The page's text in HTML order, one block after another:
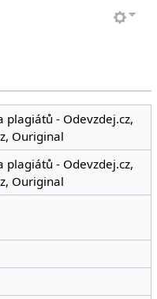
plagiátů - Odevzdej.cz,
Ouriginal
plagiátů - Odevzdej.cz,
Ouriginal